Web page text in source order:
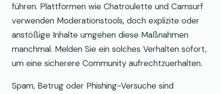
führen. Plattformen wie Chatroulette und Camsurf
verwenden Moderationstools, doch explizite oder
anstößige Inhalte umgehen diese Maßnahmen
manchmal. Melden Sie ein solches Verhalten sofort,
um eine sicherere Community aufrechtzuerhalten.
Spam, Betrug oder Phishing-Versuche sind